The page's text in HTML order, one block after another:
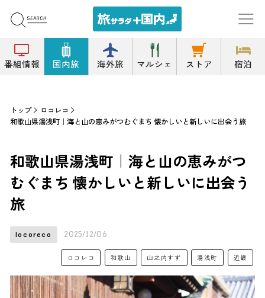
番組情報 国内旅 海外旅 マルシェ ストア 宿泊
トップ
ロコレコ
和歌山県湯浅町｜海と山の恵みがつむぐまち 懐かしいと新しいに出会う旅
和歌山県湯浅町｜海と山の恵みがつ
むぐまち 懐かしいと新しいに出会う
旅
locoreco 2025/12/06
ロコレコ 和歌山 山之内すず 湯浅町 近畿